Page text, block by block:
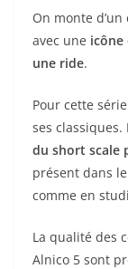
On monte
avec une icône
une ride.
Pour cette
ses classiques.
du short scale
présent dans
comme en
La qualité des
Alnico 5 sont